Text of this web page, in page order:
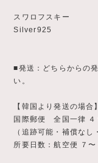
スワロフスキー
Silver925
■発送：どちらからの
い。
【韓国より発送の場合】
国際郵便 全国一律 ４
（追跡可能・補償なし
所要日数：航空便 ７〜